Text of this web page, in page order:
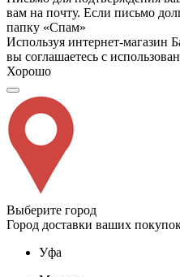
вам на почту. Если письмо
папку «Спам»
Используя интернет-магазин
вы соглашаетесь с
Хорошо
Выберите город
Город доставки ваших
Уфа